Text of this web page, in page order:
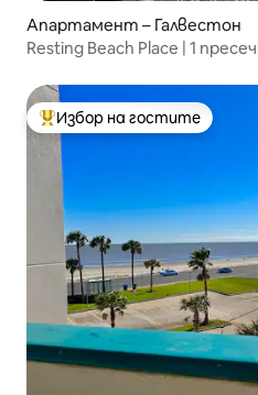
Апартамент – Галвестон
Resting Beach Place | 1
Най-популярен избор на
Избор на гостите